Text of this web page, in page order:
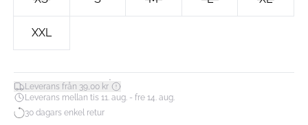
XXL
Leverans från 39,00 kr*
Leverans mellan tis 11. aug. - fre 14. aug.
30 dagars enkel retur